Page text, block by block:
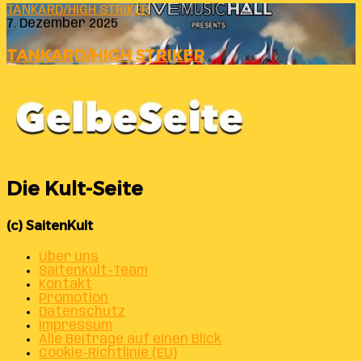
TANKARD/HIGH STRIKER
7. Dezember 2025
TANKARD/HIGH STRIKER
Die Kult-Seite
(c) SaitenKult
Über uns
SaitenKult-Team
Kontakt
Promotion
Datenschutz
Impressum
Alle Beiträge auf einen Blick
Cookie-Richtlinie (EU)